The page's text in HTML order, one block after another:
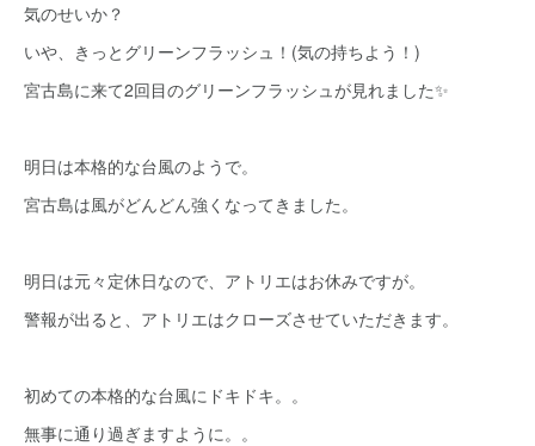
気のせいか？
いや、きっとグリーンフラッシュ！(気の持ちよう！)
宮古島に来て2回目のグリーンフラッシュが見れました✨
明日は本格的な台風のようで。
宮古島は風がどんどん強くなってきました。
明日は元々定休日なので、アトリエはお休みですが。
警報が出ると、アトリエはクローズさせていただきます。
初めての本格的な台風にドキドキ。。
無事に通り過ぎますように。。